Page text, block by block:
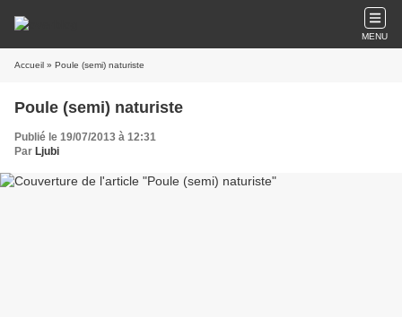
MENU
Accueil » Poule (semi) naturiste
Poule (semi) naturiste
Publié le 19/07/2013 à 12:31
Par Ljubi